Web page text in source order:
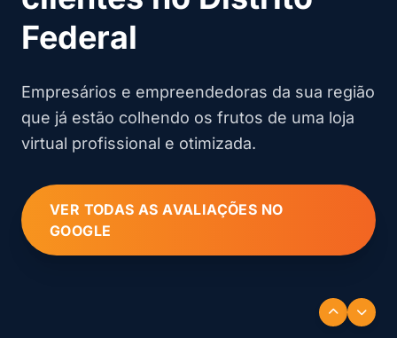
Federal
Empresários e empreendedoras da sua região
que já estão colhendo os frutos de uma loja
virtual profissional e otimizada.
VER TODAS AS AVALIAÇÕES NO
GOOGLE